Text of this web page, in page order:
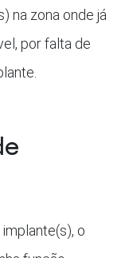
na zona onde já
por falta de
o